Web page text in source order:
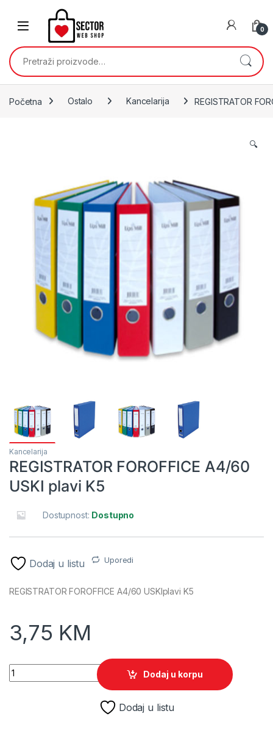
Skip to navigation
0
Pretraži:
Početna Ostalo Kancelarija REGISTRATOR
🔍
Kancelarija
REGISTRATOR FOROFFICE A4/60
USKI plavi K5
Dostupnost: Dostupno
Dodaj u listu Uporedi
REGISTRATOR FOROFFICE A4/60 USKIplavi K5
3,75 KM
REGISTRATOR FOROFFICE A4/60 USKI plavi K5 quantity
Dodaj u korpu
Dodaj u listu